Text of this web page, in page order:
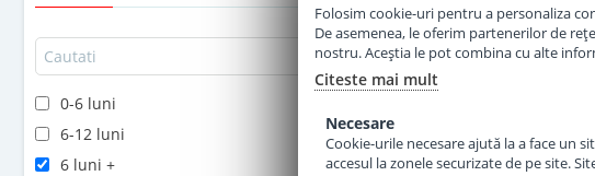
0-6 luni
6-12 luni
6 luni +
Folosim cookie-uri pentru a personaliza
De asemenea, le oferim partenerilor de
nostru. Aceștia le pot combina cu alte
Citeste mai mult
Necesare
Cookie-urile necesare ajută la a face un
accesul la zonele securizate de pe site.